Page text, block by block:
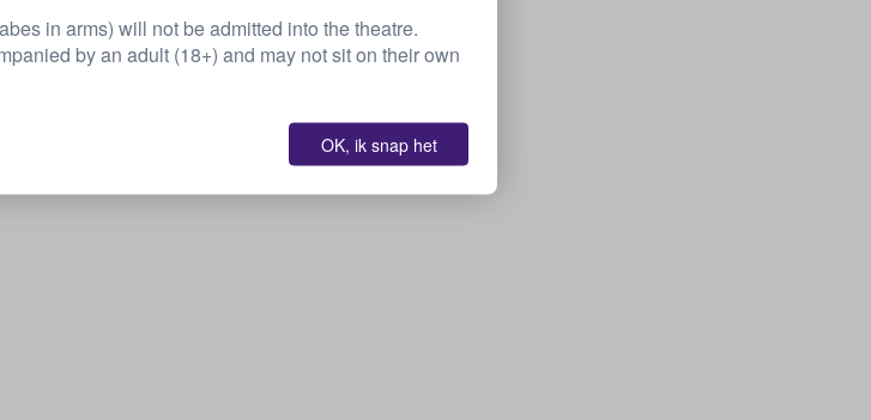
in arms) will not be admitted into the theatre.
by an adult (18+) and may not sit on their own
OK, ik snap het